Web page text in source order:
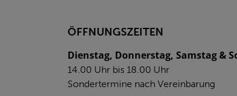
ÖFFNUNGSZEITEN
Dienstag, Donnerstag, Samstag &
14.00 Uhr bis 18.00 Uhr
Sondertermine nach Vereinbarung